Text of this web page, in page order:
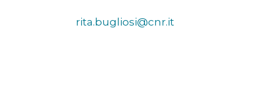
rita.bugliosi@cnr.it